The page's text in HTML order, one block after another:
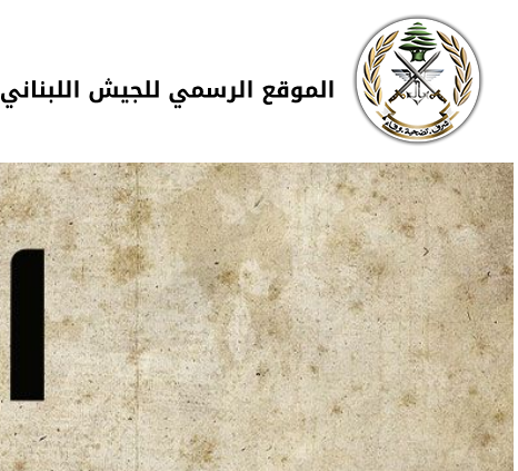
تجاوز إلى المحتوى الرئيسي
Skip to navigation